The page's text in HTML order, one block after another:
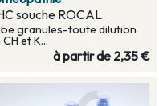
souche ROCAL
granules-toute dilution
et K...
à partir de 2,35 €